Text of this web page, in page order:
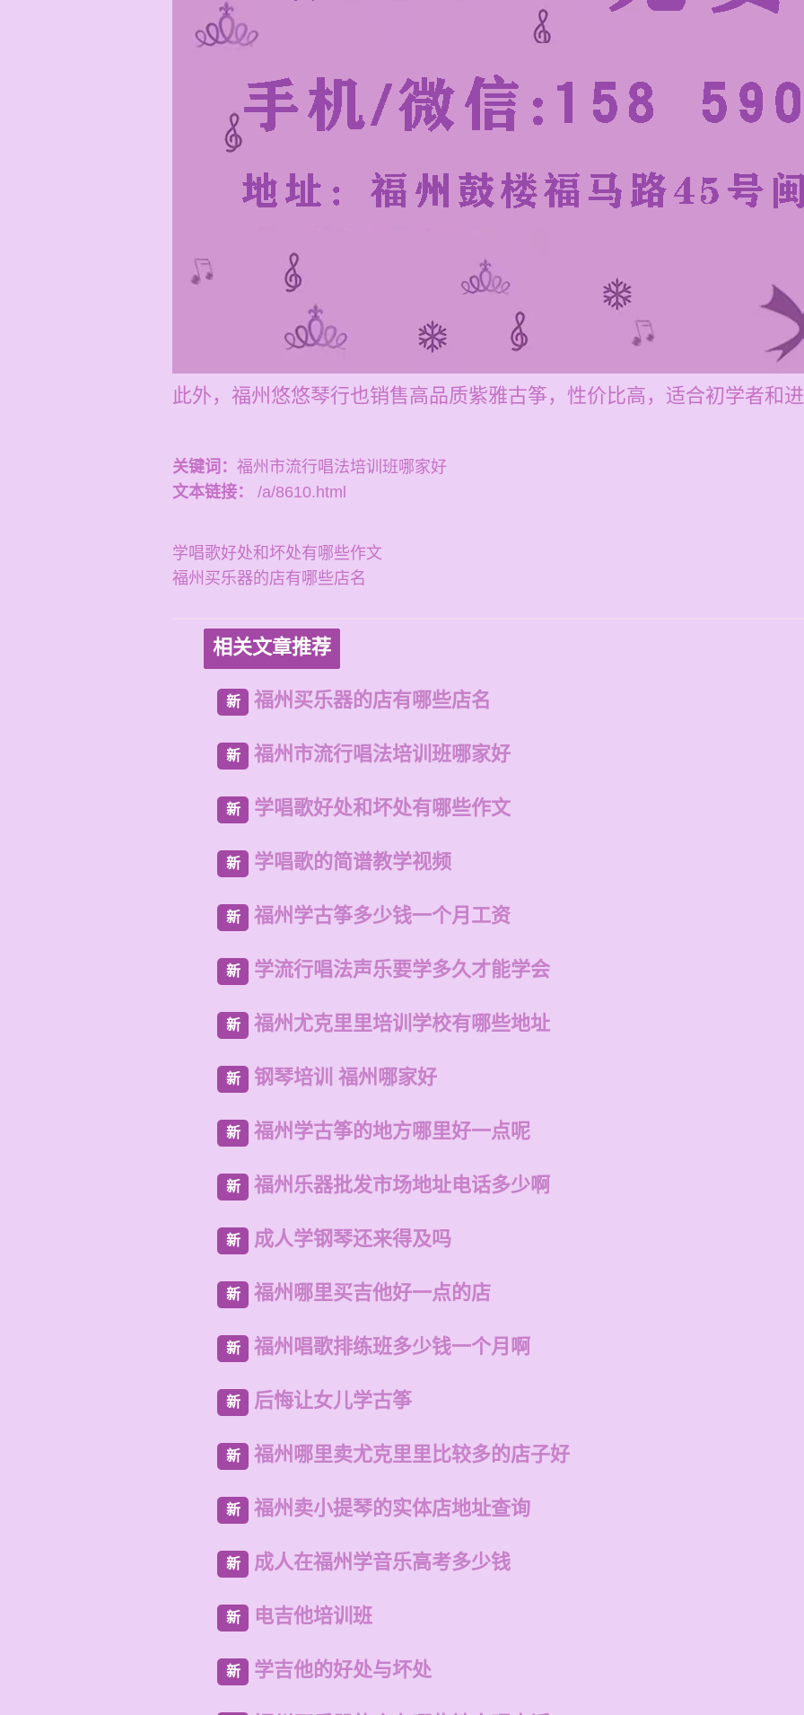
此外，福州悠悠琴行也销售高品质紫雅古筝，性价比高，适合初学者和
关键词： 福州市流行唱法培训班哪家好
文本链接：
/a/8610.html
学唱歌好处和坏处有哪些作文
福州买乐器的店有哪些店名
相关文章推荐
新 福州买乐器的店有哪些店名
新 福州市流行唱法培训班哪家好
新 学唱歌好处和坏处有哪些作文
新 学唱歌的简谱教学视频
新 福州学古筝多少钱一个月工资
新 学流行唱法声乐要学多久才能学会
新 福州尤克里里培训学校有哪些地址
新 钢琴培训 福州哪家好
新 福州学古筝的地方哪里好一点呢
新 福州乐器批发市场地址电话多少啊
新 成人学钢琴还来得及吗
新 福州哪里买吉他好一点的店
新 福州唱歌排练班多少钱一个月啊
新 后悔让女儿学古筝
新 福州哪里卖尤克里里比较多的店子好
新 福州卖小提琴的实体店地址查询
新 成人在福州学音乐高考多少钱
新 电吉他培训班
新 学吉他的好处与坏处